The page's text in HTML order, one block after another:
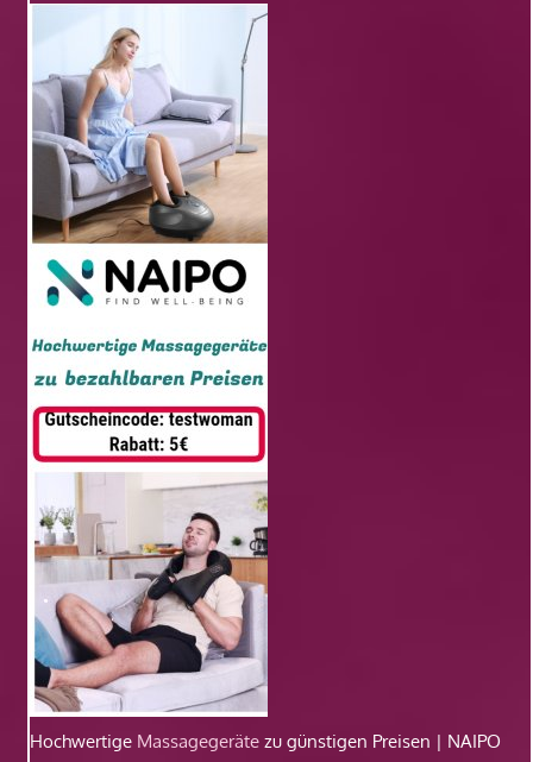
Hochwertige Massagegeräte zu günstigen Preisen | NAIPO